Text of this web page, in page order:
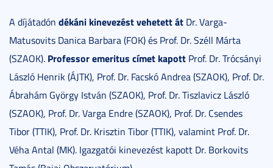
A díjátadón dékáni kinevezést vehetett át Dr. Varga-
Matusovits Danica Barbara (FOK) és Prof. Dr. Széll Márta
(SZAOK). Professor emeritus címet kapott Prof. Dr. Trócsányi
László Henrik (ÁJTK), Prof. Dr. Facskó Andrea (SZAOK), Prof. Dr.
Ábrahám György István (SZAOK), Prof. Dr. Tiszlavicz László
(SZAOK), Prof. Dr. Varga Endre (SZAOK), Prof. Dr. Csendes
Tibor (TTIK), Prof. Dr. Krisztin Tibor (TTIK), valamint Prof. Dr.
Véha Antal (MK). Igazgatói kinevezést kapott Dr. Borkovits